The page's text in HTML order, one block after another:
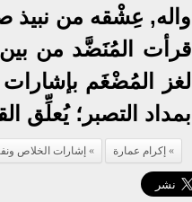
واله, عِشْقه من نبيذ
قرأت المُنَضَّد من بين
لغز المُضْغَم بإشارات
بمداد التصبر؛ يُعلِّق
إكرام عمارة إشارات الخلاص